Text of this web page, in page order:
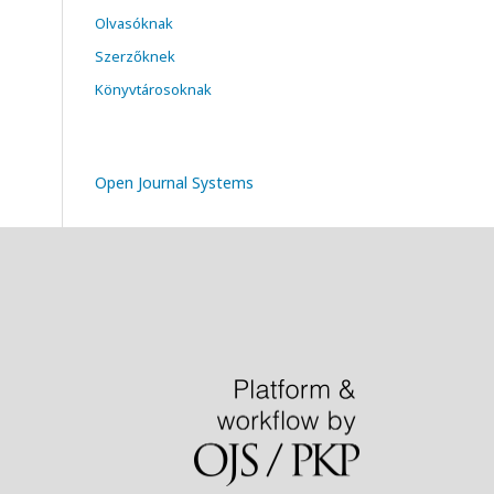
Olvasóknak
Szerzőknek
Könyvtárosoknak
Open Journal Systems